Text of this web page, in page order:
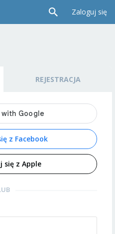
Zaloguj się
REJESTRACJA
z Facebook
się z Apple